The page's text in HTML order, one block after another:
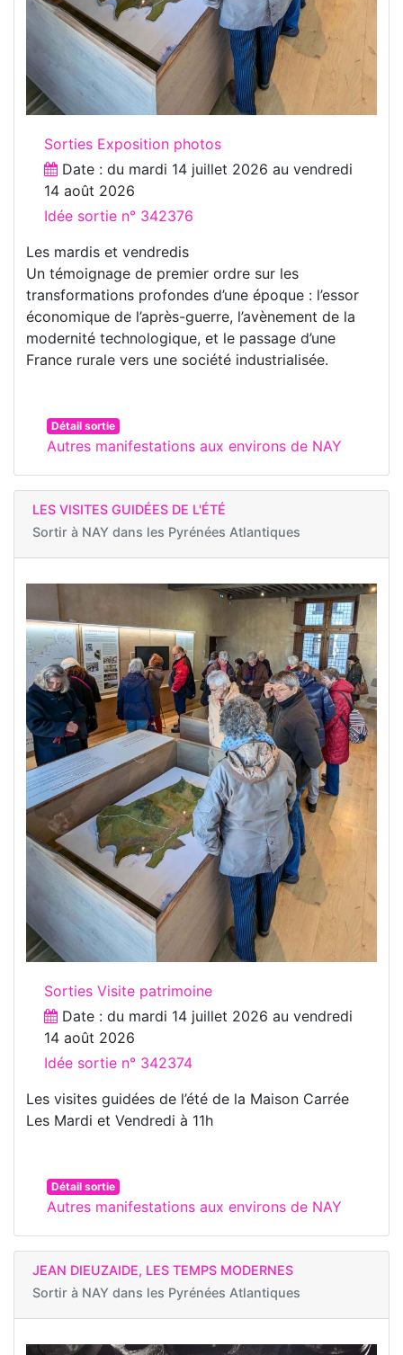
Sorties Exposition photos
Date : du mardi 14 juillet 2026 au vendredi
14 août 2026
Idée sortie n° 342376
Les mardis et vendredis
Un témoignage de premier ordre sur les
transformations profondes d’une époque : l’essor
économique de l’après-guerre, l’avènement de la
modernité technologique, et le passage d’une
France rurale vers une société industrialisée.
Détail sortie
Autres manifestations aux environs de NAY
LES VISITES GUIDÉES DE L'ÉTÉ
Sortir à NAY dans les Pyrénées Atlantiques
Sorties Visite patrimoine
Date : du mardi 14 juillet 2026 au vendredi
14 août 2026
Idée sortie n° 342374
Les visites guidées de l’été de la Maison Carrée
Les Mardi et Vendredi à 11h
Détail sortie
Autres manifestations aux environs de NAY
JEAN DIEUZAIDE, LES TEMPS MODERNES
Sortir à NAY dans les Pyrénées Atlantiques